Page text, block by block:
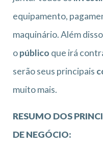
equipamento,
maquinário. Além
opúblico que irá
serão seus principais
muito mais.
RESUMO DOS
DE NEGÓCIO: